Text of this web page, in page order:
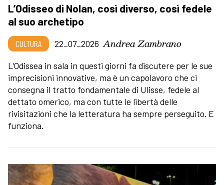
L’Odisseo di Nolan, così diverso, così fedele
al suo archetipo
CULTURA 22_07_2026 Andrea Zambrano
L’Odissea in sala in questi giorni fa discutere per le sue
imprecisioni innovative, ma è un capolavoro che ci
consegna il tratto fondamentale di Ulisse, fedele al
dettato omerico, ma con tutte le libertà delle
rivisitazioni che la letteratura ha sempre perseguito. E
funziona.